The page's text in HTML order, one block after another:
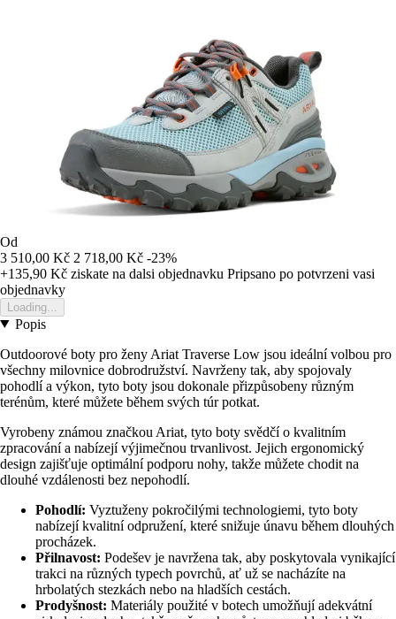
Od
3 510,00 Kč 2 718,00 Kč -23%
+135,90 Kč ziskate na dalsi objednavku Pripsano po potvrzeni vasi
objednavky
Loading...
Popis
Outdoorové boty pro ženy Ariat Traverse Low jsou ideální volbou pro
všechny milovnice dobrodružství. Navrženy tak, aby spojovaly
pohodlí a výkon, tyto boty jsou dokonale přizpůsobeny různým
terénům, které můžete během svých túr potkat.
Vyrobeny známou značkou Ariat, tyto boty svědčí o kvalitním
zpracování a nabízejí výjimečnou trvanlivost. Jejich ergonomický
design zajišťuje optimální podporu nohy, takže můžete chodit na
dlouhé vzdálenosti bez nepohodlí.
Pohodlí: Vyztuženy pokročilými technologiemi, tyto boty
nabízejí kvalitní odpružení, které snižuje únavu během dlouhých
procházek.
Přilnavost: Podešev je navržena tak, aby poskytovala vynikající
trakci na různých typech povrchů, ať už se nacházíte na
hrbolatých stezkách nebo na hladších cestách.
Prodyšnost: Materiály použité v botech umožňují adekvátní